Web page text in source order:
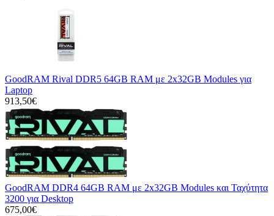
GoodRAM Rival DDR5 64GB RAM με 2x32GB Modules για
Laptop
913,50€
GoodRAM DDR4 64GB RAM με 2x32GB Modules και Ταχύτητα
3200 για Desktop
675,00€